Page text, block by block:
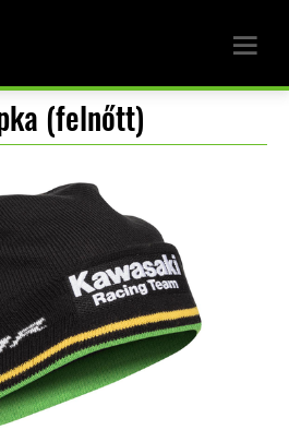
(felnőtt)